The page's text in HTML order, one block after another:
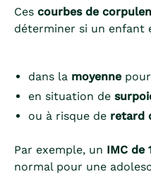
Ces courbes de
déterminer si un enfant
dans la moyenne
en situation de
ou à risque de retard
Par exemple, un IMC de
normal pour une